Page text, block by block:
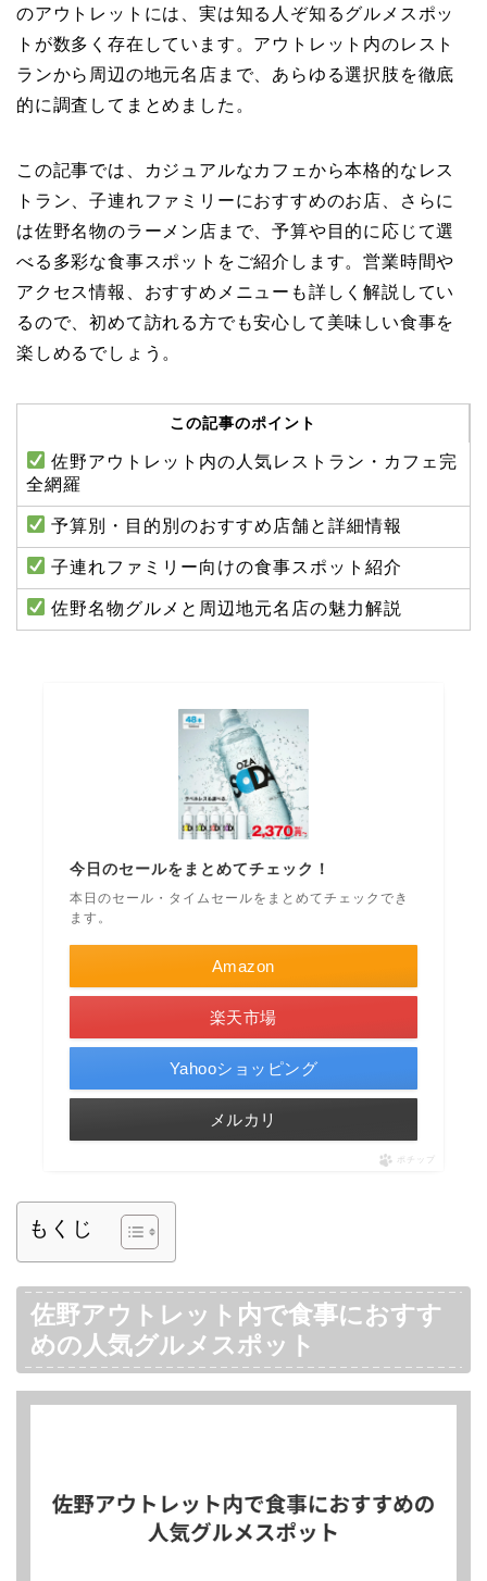
のアウトレットには、実は知る人ぞ知るグルメスポッ
トが数多く存在しています。アウトレット内のレスト
ランから周辺の地元名店まで、あらゆる選択肢を徹底
的に調査してまとめました。
この記事では、カジュアルなカフェから本格的なレス
トラン、子連れファミリーにおすすめのお店、さらに
は佐野名物のラーメン店まで、予算や目的に応じて選
べる多彩な食事スポットをご紹介します。営業時間や
アクセス情報、おすすめメニューも詳しく解説してい
るので、初めて訪れる方でも安心して美味しい食事を
楽しめるでしょう。
この記事のポイント
佐野アウトレット内の人気レストラン・カフェ完
全網羅
予算別・目的別のおすすめ店舗と詳細情報
子連れファミリー向けの食事スポット紹介
佐野名物グルメと周辺地元名店の魅力解説
今日のセールをまとめてチェック！
本日のセール・タイムセールをまとめてチェックでき
ます。
Amazon
楽天市場
Yahooショッピング
メルカリ
ポチップ
もくじ
佐野アウトレット内で食事におすす
めの人気グルメスポット